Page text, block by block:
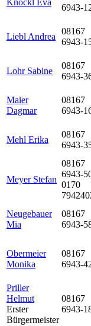
Knöckl Eva
6943-
Liebl Andrea
08167
6943-
Lohr Sabine
08167
6943-
Maier
Dagmar
08167
6943-
Mehl Erika
08167
6943-
Meyer Stefan
08167
6943-
0170
Neugebauer
Mia
08167
6943-
Obermeier
Monika
08167
6943-
Priller
Helmut
Erster
Bürgermeister
08167
6943-